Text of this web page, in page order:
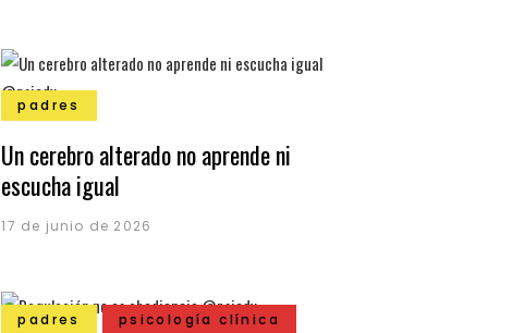
padres
Un cerebro alterado no aprende ni
escucha igual
17 de junio de 2026
padres psicología clínica